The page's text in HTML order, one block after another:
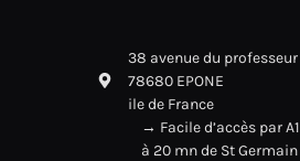
38 avenue du
78680 EPONE
ile de France
→ Facile d’accès par
à 20 mn de St Germain